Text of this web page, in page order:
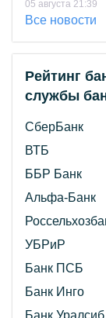
05 августа 21:39
Все новости
Рейтинг
службы
СберБанк
ВТБ
ББР Банк
Альфа-Банк
УБРиР
Банк ПСБ
Банк Инго
Банк Уралсиб